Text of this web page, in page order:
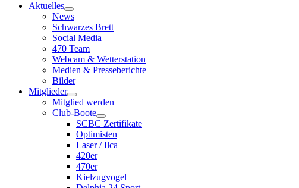
Aktuelles
News
Schwarzes Brett
Social Media
470 Team
Webcam & Wetterstation
Medien & Presseberichte
Bilder
Mitglieder
Mitglied werden
Club-Boote
SCBC Zertifikate
Optimisten
Laser / Ilca
420er
470er
Kielzugvogel